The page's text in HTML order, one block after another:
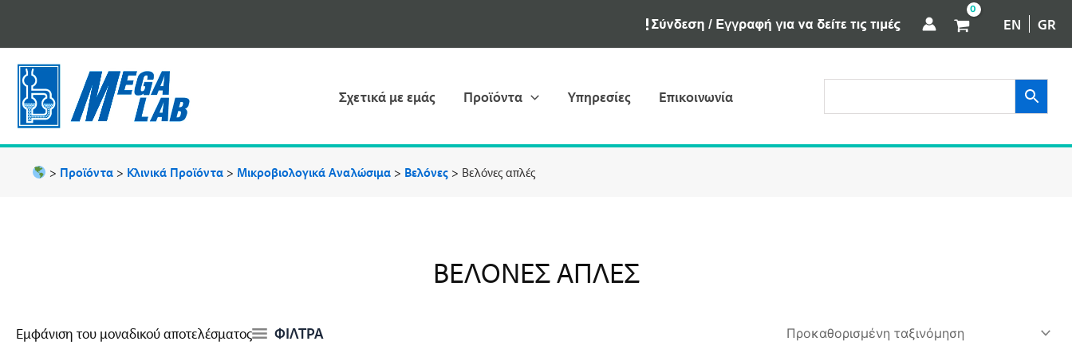
EN GR
Σχετικά με εμάς Προϊόντα Υπηρεσίες Επικοινωνία
> Προϊόντα > Κλινικά Προϊόντα > Μικροβιολογικά Αναλώσιμα > Βελόνες > Βελόνες απλές
ΒΕΛΌΝΕΣ ΑΠΛΈΣ
Εμφάνιση του μοναδικού αποτελέσματος ΦΙΛΤΡΑ